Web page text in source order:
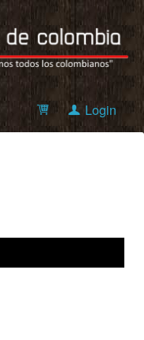
Login